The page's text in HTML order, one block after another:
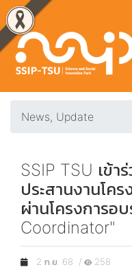
News, Update
SSIP TSU เข้
ประสานงานโค
ผ่านโครงการอ
Coordinator"
2 ก.ย. 68 / 258